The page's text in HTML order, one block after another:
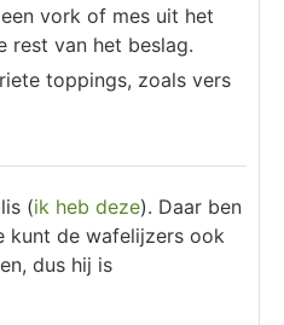
vork of mes uit het
rest van het beslag.
toppings, zoals vers
(ik heb deze). Daar ben
kunt de wafelijzers ook
dus hij is